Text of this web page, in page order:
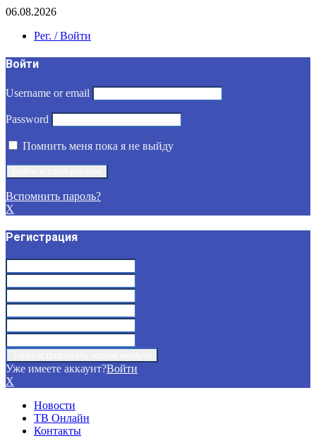
06.08.2026
Рег. / Войти
Войти
Username or email
Password
Помнить меня пока я не выйду
Вспомнить пароль?
X
Регистрация
Уже имеете аккаунт?Войти
X
Новости
ТВ Онлайн
Контакты